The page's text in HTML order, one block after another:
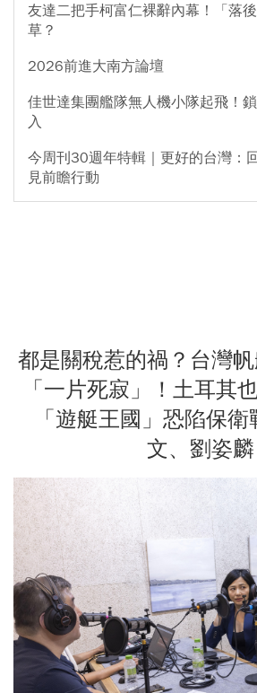
友達二把手柯富仁裸辭內幕！「落
草？
2026前進大南方論壇
佳世達集團艦隊無人機小隊起飛！
入
今周刊30週年特輯｜更好的台灣：
見前瞻行動
都是關稅惹的禍？台灣
「一片死寂」！土耳其
「遊艇王國」恐陷保
文、劉姿麟